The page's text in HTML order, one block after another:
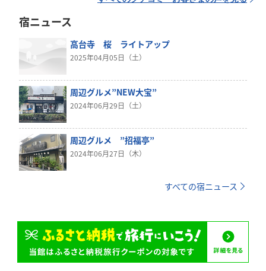
宿ニュース
高台寺 桜 ライトアップ
2025年04月05日（土）
周辺グルメ”NEW大宝”
2024年06月29日（土）
周辺グルメ ”招福亭”
2024年06月27日（木）
すべての宿ニュース